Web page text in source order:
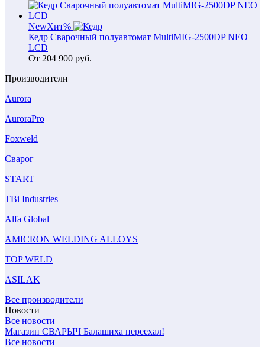
NewХит%
Кедр Сварочный полуавтомат MultiMIG-2500DP NEO
LCD
От 204 900 руб.
Производители
Aurora
AuroraPro
Foxweld
Сварог
START
TBi Industries
Alfa Global
AMICRON WELDING ALLOYS
TOP WELD
ASILAK
Все производители
Новости
Все новости
Магазин СВАРЫЧ Балашиха переехал!
Все новости